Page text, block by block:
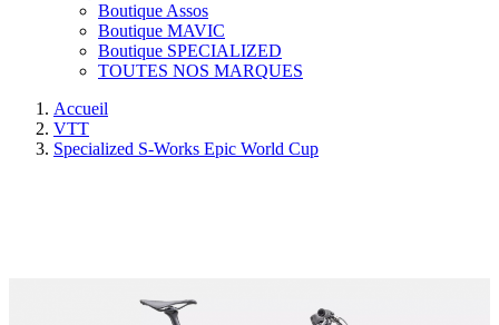
Boutique Assos
Boutique MAVIC
Boutique SPECIALIZED
TOUTES NOS MARQUES
Accueil
VTT
Specialized S-Works Epic World Cup